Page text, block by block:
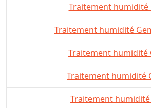
Traitement humidité
Traitement humidité
Traitement humidité
Traitement humidité
Traitement humidité